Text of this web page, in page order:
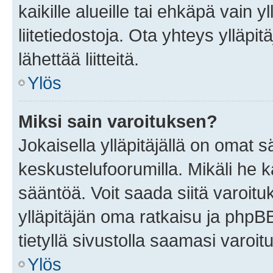
kaikille alueille tai ehkäpä vain
liitetiedostoja. Ota yhteys
lähettää liitteitä.
Ylös
Miksi sain varoituksen?
Jokaisella ylläpitäjällä on omat
keskustelufoorumilla. Mikäli he
sääntöä. Voit saada siitä
ylläpitäjän oma ratkaisu ja
tietyllä sivustolla saamasi
Ylös